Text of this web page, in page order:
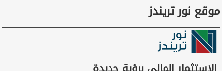
موقع نور تريندز